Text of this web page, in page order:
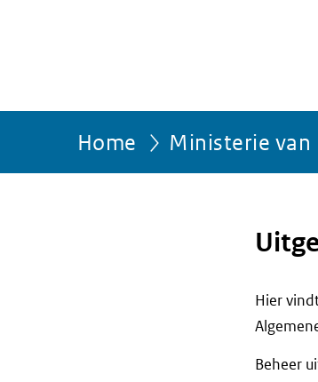
Home Ministerie van
Hier
Beheer